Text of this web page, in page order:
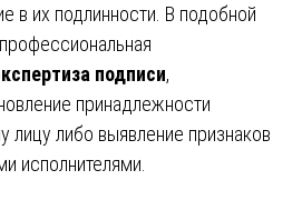
в их подлинности. В подобной
подписи,
принадлежности
лицу либо выявление признаков
исполнителями.